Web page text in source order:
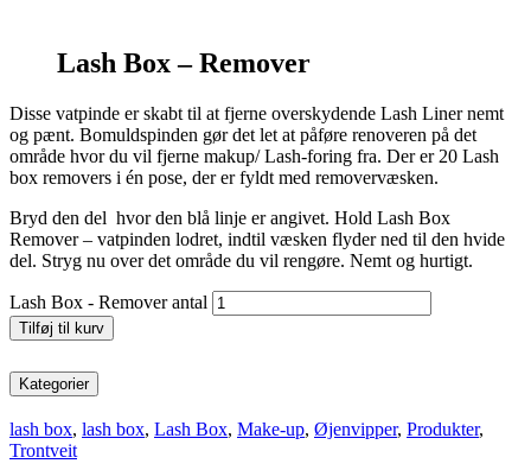
Lash Box – Remover
Disse vatpinde er skabt til at fjerne overskydende Lash Liner nemt
og pænt. Bomuldspinden gør det let at påføre renoveren på det
område hvor du vil fjerne makup/ Lash-foring fra. Der er 20 Lash
box removers i én pose, der er fyldt med removervæsken.
Bryd den del hvor den blå linje er angivet. Hold Lash Box
Remover – vatpinden lodret, indtil væsken flyder ned til den hvide
del. Stryg nu over det område du vil rengøre. Nemt og hurtigt.
Lash Box - Remover antal
Tilføj til kurv
Kategorier
lash box, lash box, Lash Box, Make-up, Øjenvipper, Produkter,
Trontveit